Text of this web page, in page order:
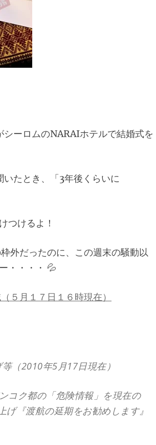
ーロムのNARAIホテルで結婚式を
たとき、「3年後くらいに
つけるよ！
外だったのに、この週末の騒動以
・・・・ 💦
５月１７日１６時現在）
（2010年5月17日現在）
ク都の「危険情報」を現在の
『渡航の延期をお勧めします』